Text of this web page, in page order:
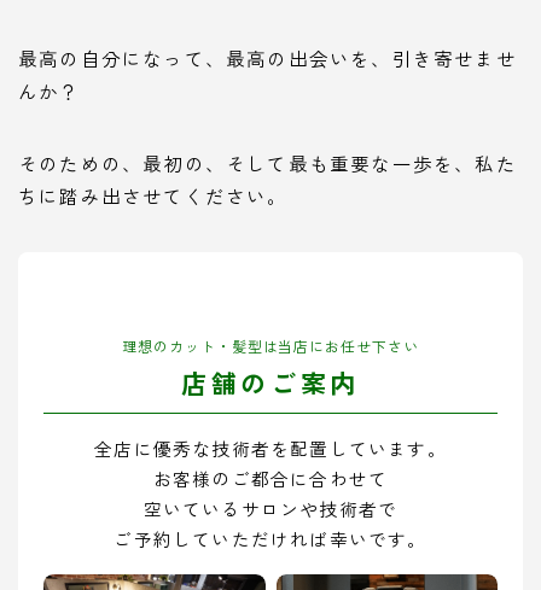
最高の自分になって、最高の出会いを、引き寄せませ
んか？
そのための、最初の、そして最も重要な一歩を、私た
ちに踏み出させてください。
理想のカット・髪型は当店にお任せ下さい
店舗のご案内
全店に優秀な技術者を配置しています。
お客様のご都合に合わせて
空いているサロンや技術者で
ご予約していただければ幸いです。